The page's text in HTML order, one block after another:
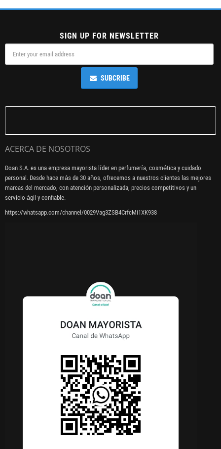
SIGN UP FOR NEWSLETTER
SUBCRIBE
ACERCA DE NOSOTROS
Doan S.A. es una empresa mayorista líder en perfumería, cosmética y cuidado
personal. Desde hace más de 30 años, ofrecemos a nuestros clientes las mejores
marcas del mercado, con atención personalizada, precios competitivos y un
servicio ágil y confiable.
https://whatsapp.com/channel/0029Vag3ZSB4CrfcMi1XK938